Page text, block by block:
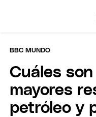
BBC MUNDO
Cuáles
mayores
petróleo y